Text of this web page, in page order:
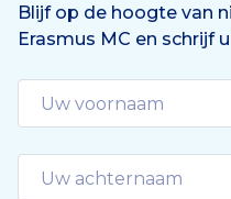
Blijf op de hoogte van
Erasmus MC en schrijf